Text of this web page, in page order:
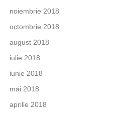
noiembrie 2018
octombrie 2018
august 2018
iulie 2018
iunie 2018
mai 2018
aprilie 2018